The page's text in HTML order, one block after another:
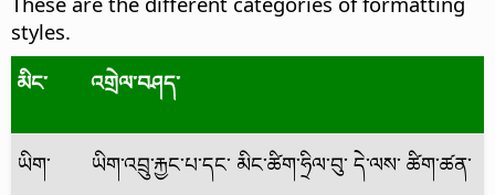
styles.
མིང་
འགྲེལ་བཤད་
ཡིག་ ཡིག་འབྲུ་རྐྱང་པ་དང་ མིང་ཚིག་ཧྲིལ་བུ་ དེ་ལས་ ཚིག་ཚན་